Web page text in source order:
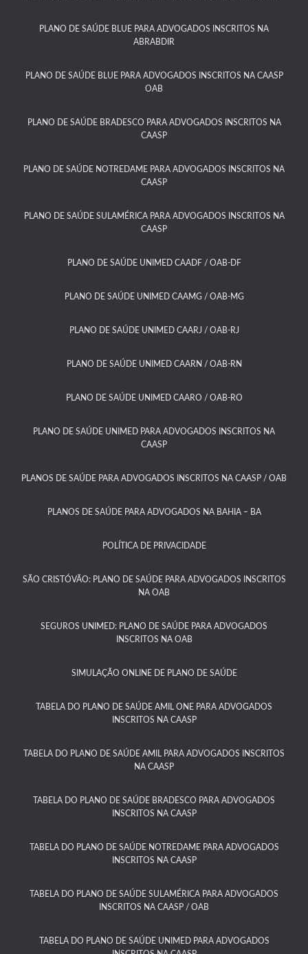
PLANO DE SAÚDE BLUE PARA ADVOGADOS INSCRITOS NA
ABRABDIR
PLANO DE SAÚDE BLUE PARA ADVOGADOS INSCRITOS NA CAASP
OAB
PLANO DE SAÚDE BRADESCO PARA ADVOGADOS INSCRITOS NA
CAASP​
PLANO DE SAÚDE NOTREDAME PARA ADVOGADOS INSCRITOS NA
CAASP​
PLANO DE SAÚDE SULAMÉRICA PARA ADVOGADOS INSCRITOS NA
CAASP​
PLANO DE SAÚDE UNIMED CAADF / OAB-DF​
PLANO DE SAÚDE UNIMED CAAMG / OAB-MG​
PLANO DE SAÚDE UNIMED CAARJ / OAB-RJ​
PLANO DE SAÚDE UNIMED CAARN / OAB-RN
PLANO DE SAÚDE UNIMED CAARO / OAB-RO​
PLANO DE SAÚDE UNIMED PARA ADVOGADOS INSCRITOS NA
CAASP​
PLANOS DE SAÚDE PARA ADVOGADOS INSCRITOS NA CAASP / OAB
PLANOS DE SAÚDE PARA ADVOGADOS NA BAHIA – BA​
POLÍTICA DE PRIVACIDADE
SÃO CRISTÓVÃO: PLANO DE SAÚDE PARA ADVOGADOS INSCRITOS
NA OAB
SEGUROS UNIMED: PLANO DE SAÚDE PARA ADVOGADOS
INSCRITOS NA OAB
SIMULAÇÃO ONLINE DE PLANO DE SAÚDE
TABELA DO PLANO DE SAÚDE AMIL ONE PARA ADVOGADOS
INSCRITOS NA CAASP​
TABELA DO PLANO DE SAÚDE AMIL PARA ADVOGADOS INSCRITOS
NA CAASP​
TABELA DO PLANO DE SAÚDE BRADESCO PARA ADVOGADOS
INSCRITOS NA CAASP​
TABELA DO PLANO DE SAÚDE NOTREDAME PARA ADVOGADOS
INSCRITOS NA CAASP
TABELA DO PLANO DE SAÚDE SULAMÉRICA PARA ADVOGADOS
INSCRITOS NA CAASP / OAB
TABELA DO PLANO DE SAÚDE UNIMED PARA ADVOGADOS